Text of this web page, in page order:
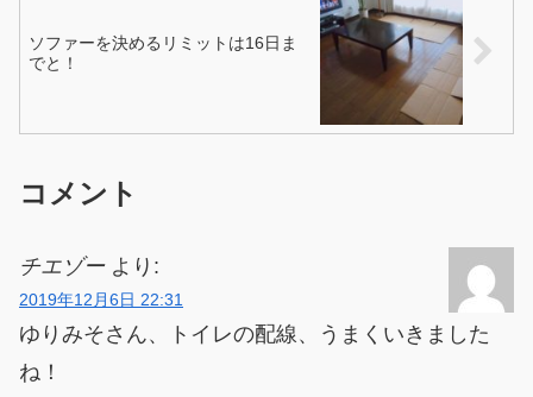
ソファーを決めるリミットは16日ま
でと！
コメント
チエゾー より:
2019年12月6日 22:31
ゆりみそさん、トイレの配線、うまくいきました
ね！